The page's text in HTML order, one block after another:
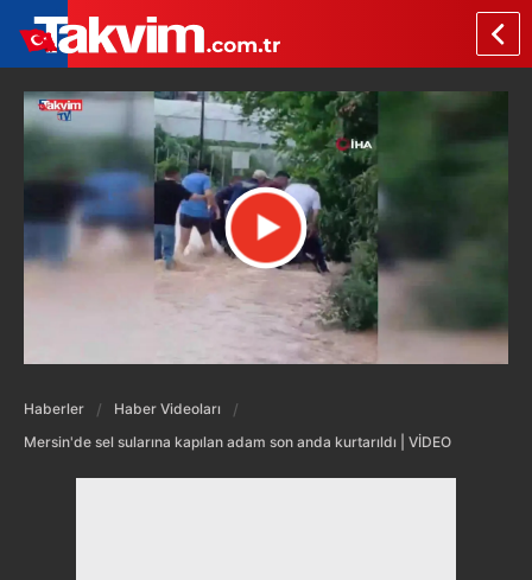
Haberler
Haber Videoları
Mersin'de sel sularına kapılan adam son anda kurtarıldı | VİDEO